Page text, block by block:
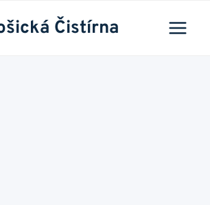
Čistírna